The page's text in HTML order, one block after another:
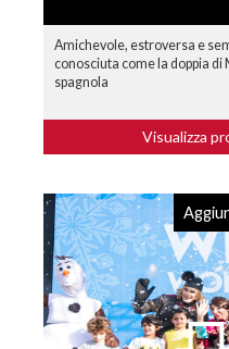
Amichevole, estroversa e
conosciuta come la doppia di
spagnola
Visualizza